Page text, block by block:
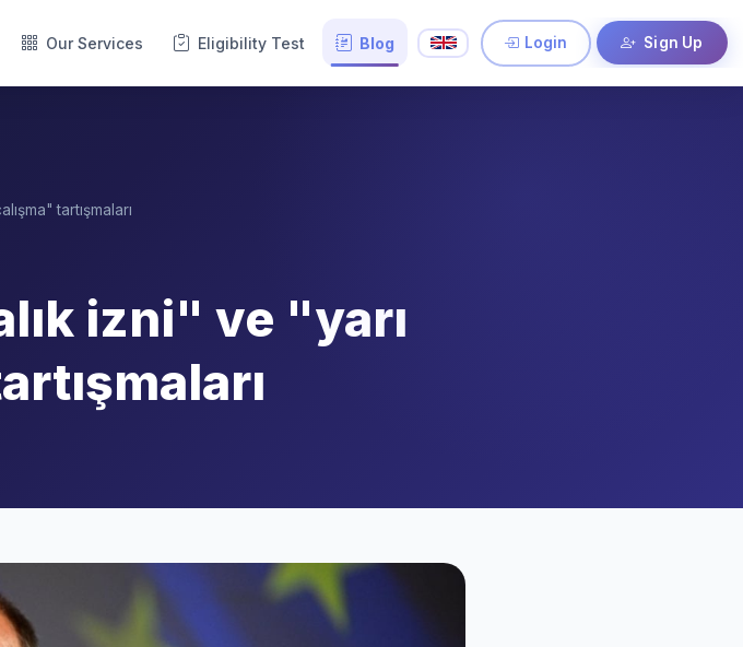
Our Services Eligibility Test Blog Login Sign Up
tartışmaları
izni" ve "yarı